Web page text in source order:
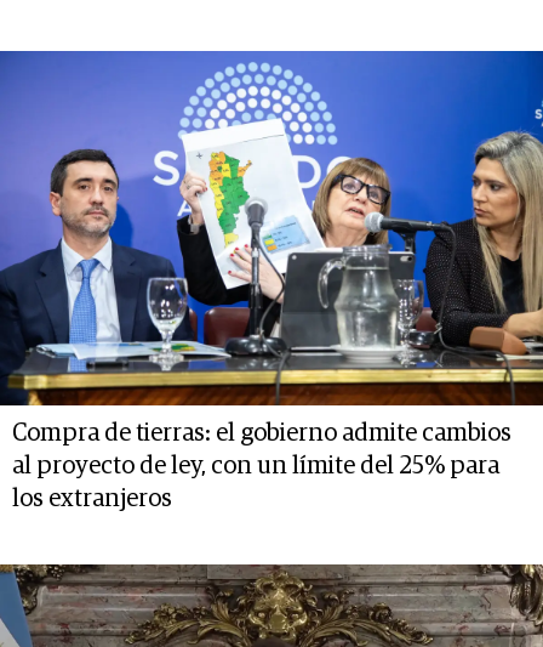
Compra de tierras: el gobierno admite cambios
al proyecto de ley, con un límite del 25% para
los extranjeros